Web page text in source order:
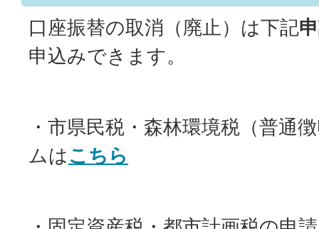
口座振替の取消（廃止）は下記
申込みできます。
・市県民税・森林環境税（普通
ムはこちら